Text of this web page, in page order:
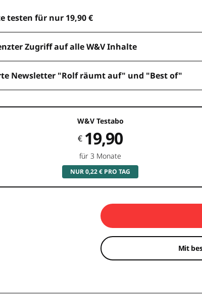
testen für nur 19,90 €
Zugriff auf alle W&V Inhalte
Newsletter "Rolf räumt auf" und "Best of"
W&V Testabo
€ 19,90
für 3 Monate
NUR 0,22 € PRO TAG
Mit